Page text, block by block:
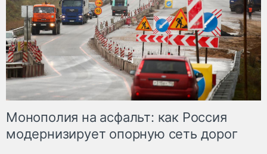
Монополия на асфальт: как Россия
модернизирует опорную сеть дорог